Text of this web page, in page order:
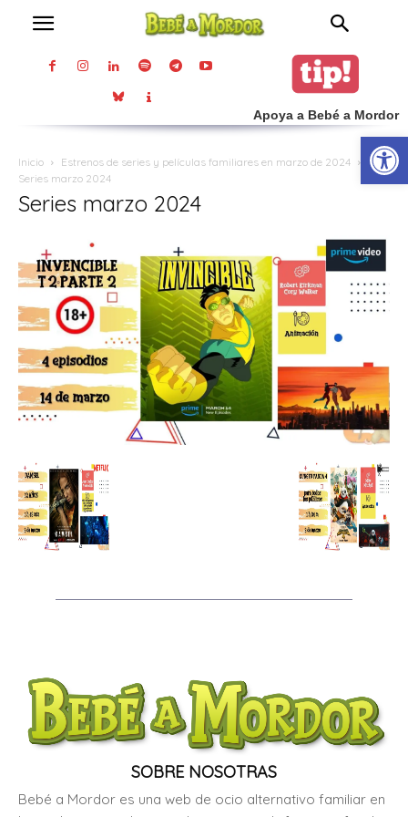
Apoya a Bebé a Mordor
Inicio
Estrenos de series y películas familiares en marzo de 2024
Series marzo 2024
Series marzo 2024
SOBRE NOSOTRAS
Bebé a Mordor es una web de ocio alternativo familiar en